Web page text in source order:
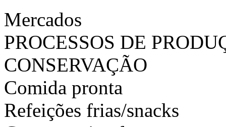
Mercados
PROCESSOS DE
CONSERVAÇÃO
Comida pronta
Refeições frias/snacks